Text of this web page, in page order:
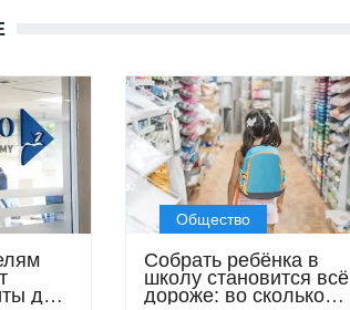
до
Общество
Собрать ребёнка в
школу становится всё
дороже: во сколько